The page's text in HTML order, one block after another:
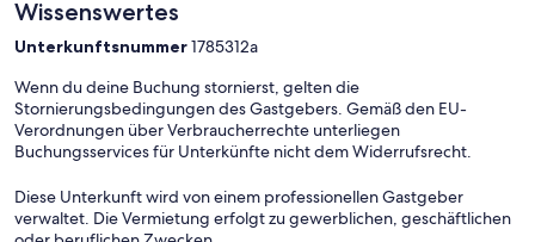
Wissenswertes
Unterkunftsnummer1785312a
Wenn du deine Buchung stornierst, gelten die
Stornierungsbedingungen des Gastgebers. Gemäß den EU-
Verordnungen über Verbraucherrechte unterliegen
Buchungsservices für Unterkünfte nicht dem Widerrufsrecht.
Diese Unterkunft wird von einem professionellen Gastgeber
verwaltet. Die Vermietung erfolgt zu gewerblichen, geschäftlichen